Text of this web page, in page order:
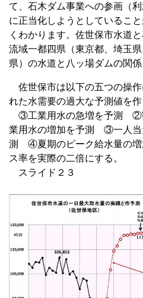
て、石木ダム事業への参画（
に正当化しようとしているこ
くわかります。佐世保市水道
流域一都四県（東京都、埼玉
県）の水道と八ッ場ダムの関係
佐世保市は以下の五つの操
れた水需要の過大な予測値を
③工業用水の急増を予測 ②
業用水の増加を予測 ③一人当
測 ④夏期のピーク給水量の
ス率を実際の二倍にする。
スライド２３